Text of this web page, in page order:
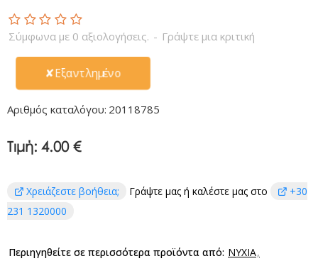
✘Εξαντλημένο
Αριθμός καταλόγου: 20118785
Σύμφωνα με 0 αξιολογήσεις. - Γράψτε μια κριτική
Τιμή: 4.00 €
Χρειάζεστε βοήθεια; Γράψτε μας ή καλέστε μας στο
+30
231 1320000
Περιηγηθείτε σε περισσότερα προϊόντα από: ΝΥΧΙΑ